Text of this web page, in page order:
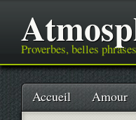
Proverbes, belles
Main
SkipAccueil Amour